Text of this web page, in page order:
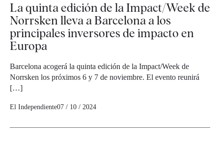
La quinta edición de la Impact/Week de
Norrsken lleva a Barcelona a los
principales inversores de impacto en
Europa
Barcelona acogerá la quinta edición de la Impact/Week de
Norrsken los próximos 6 y 7 de noviembre. El evento reunirá
[…]
El Independiente07 / 10 / 2024